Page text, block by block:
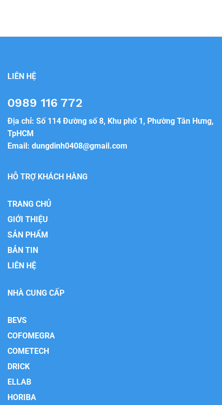
LIÊN HỆ
0989 116 772
Địa chỉ: Số 114 Đường số 8, Khu phố 1, Phường Tân Hưng,
TpHCM
Email: dungdinh0408@gmail.com
HỖ TRỢ KHÁCH HÀNG
TRANG CHỦ
GIỚI THIỆU
SẢN PHẨM
BẢN TIN
LIÊN HỆ
NHÀ CUNG CẤP
BEVS
COFOMEGRA
COMETECH
DRICK
ELLAB
HORIBA